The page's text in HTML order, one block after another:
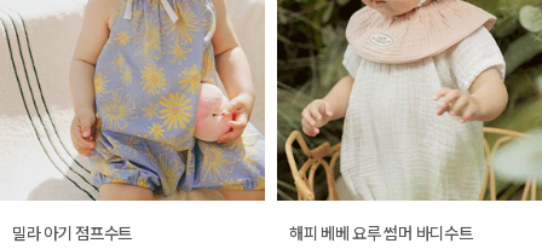
밀라 아기 점프수트 해피 베베 요루 썸머 바디수트